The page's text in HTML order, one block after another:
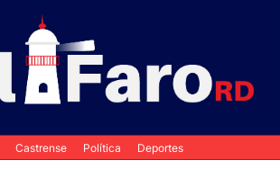
Castrense Política Deportes